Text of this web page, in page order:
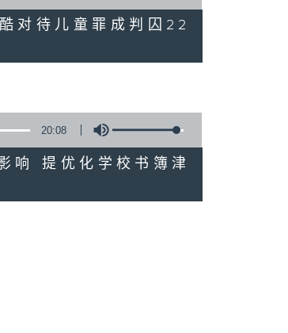
待儿童罪成判囚22
20:08
提优化学校书簿津